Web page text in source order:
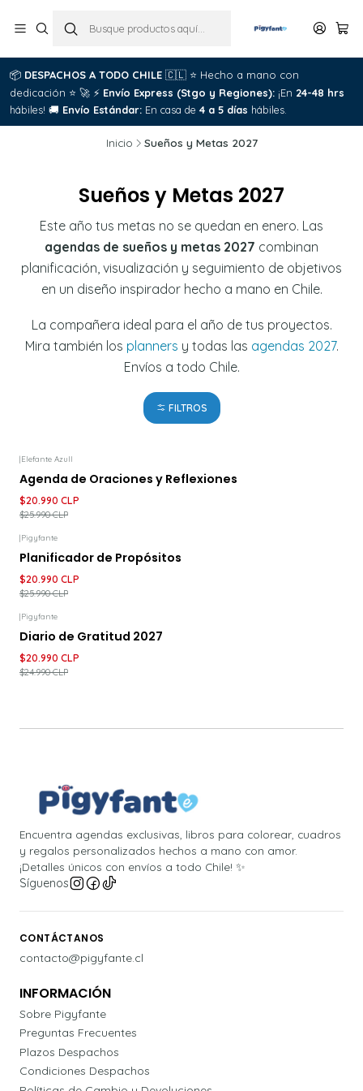
📦 DESPACHOS A TODO CHILE 🇨🇱 ⭐ Hecho a mano con
dedicación ⭐ 🚀 ⚡ Envío Express (Stgo y Regiones): ¡En 24-48 hrs
hábiles! 🚚 Envío Estándar: En casa de 4 a 5 días hábiles.
Inicio Sueños y Metas 2027
Sueños y Metas 2027
Este año tus metas no se quedan en enero. Las
agendas de sueños y metas 2027 combinan
planificación, visualización y seguimiento de objetivos
en un diseño inspirador hecho a mano en Chile.
La compañera ideal para el año de tus proyectos.
Mira también los planners y todas las agendas 2027.
Envíos a todo Chile.
FILTROS
DESCUENTO
|Elefante Azull
Agenda de Oraciones y Reflexiones
$20.990 CLP
$25.990 CLP
-19% DESCUENTO
|Pigyfante
Planificador de Propósitos
$20.990 CLP
$25.990 CLP
-16% DESCUENTO
|Pigyfante
Diario de Gratitud 2027
$20.990 CLP
$24.990 CLP
Encuentra agendas exclusivas, libros para colorear, cuadros
y regalos personalizados hechos a mano con amor.
¡Detalles únicos con envíos a todo Chile! ✨
Síguenos
CONTÁCTANOS
contacto@pigyfante.cl
INFORMACIÓN
Sobre Pigyfante
Preguntas Frecuentes
Plazos Despachos
Condiciones Despachos